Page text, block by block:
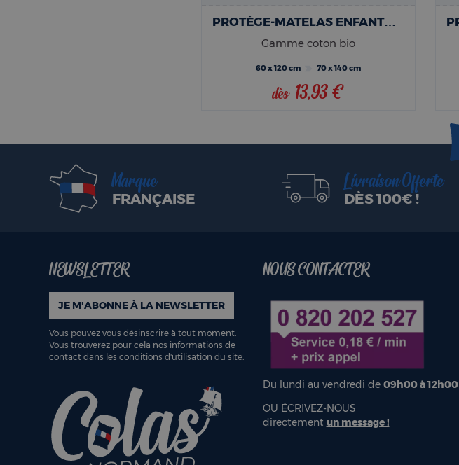
PROTÈGE-MATELAS ENFANTS STELLA
Gamme coton bio
60 x 120 cm 70 x 140 cm
dès 13,93 €
Marque
FRANÇAISE
Livraison Offerte
DÈS 100€ !
NEWSLETTER
JE M'ABONNE À LA NEWSLETTER
Vous pouvez vous désinscrire à tout moment.
Vous trouverez pour cela nos informations de
contact dans les conditions d'utilisation du site.
NOUS CONTACTER
Du lundi au vendredi de 09h00 à 12h00
OU ÉCRIVEZ-NOUS
directement un message !